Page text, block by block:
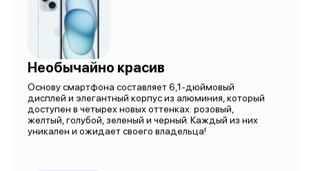
Необычайно красив
Основу смартфона составляет 6,1-дюймовый
дисплей и элегантный корпус из алюминия, который
доступен в четырех новых оттенках: розовый,
желтый, голубой, зеленый и черный. Каждый из них
уникален и ожидает своего владельца!